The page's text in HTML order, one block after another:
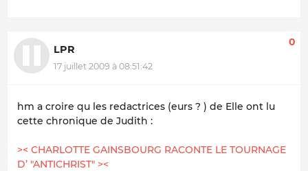
LPR
17 juillet 2009 à 08:51:42
0
hm a croire qu les redactrices (eurs ? ) de Elle ont lu
cette chronique de Judith :
>< CHARLOTTE GAINSBOURG RACONTE LE TOURNAGE
D’ "ANTICHRIST" ><